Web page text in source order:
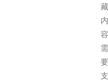
藏
内
容
需
要
支